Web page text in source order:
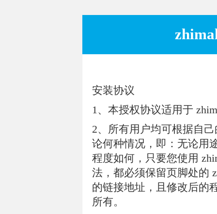
安装协议
1、本授权协议适用于
2、所有用户均可根据自
论何种情况，即：无论用
程度如何，只要您使用
法，都必须保留页脚处的
的链接地址，且修改后的
所有。